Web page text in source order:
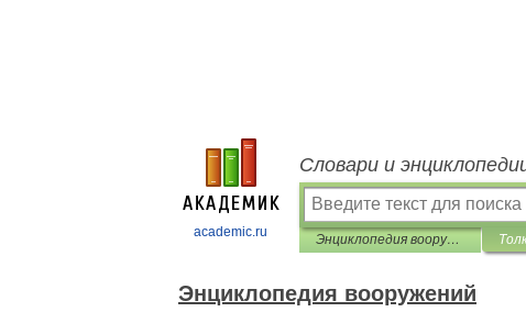
academic.ru
Словари и
Энциклопедия вооружений
Энциклопедия вооружений